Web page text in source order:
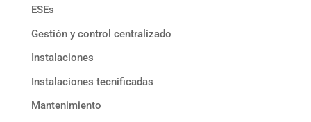
ESEs
Gestión y control centralizado
Instalaciones
Instalaciones tecnificadas
Mantenimiento